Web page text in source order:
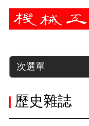
暫停
次選單
歷史雜誌